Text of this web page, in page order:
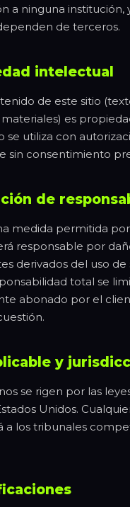
a ninguna institución,
de terceros.
intelectual
de este sitio
es
se utiliza con
sin consentimiento
de
medida permitida
responsable por
derivados del uso de
total se
abonado por el
y
se rigen por las
Unidos.
a los tribunales